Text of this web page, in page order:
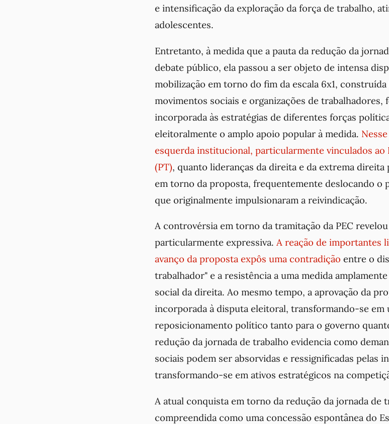
e intensificação da exploração da força de trabalho,
adolescentes.
Entretanto, à medida que a pauta da redução da
debate público, ela passou a ser objeto de intensa
mobilização em torno do fim da escala 6x1,
movimentos sociais e organizações de trabalhadores,
incorporada às estratégias de diferentes forças
eleitoralmente o amplo apoio popular à medida.
esquerda institucional, particularmente vinculados ao
(PT), quanto lideranças da direita e da extrema direita
em torno da proposta, frequentemente deslocando o
que originalmente impulsionaram a reivindicação.
A controvérsia em torno da tramitação da PEC
particularmente expressiva. A reação de importantes
avanço da proposta expôs uma contradição entre o
trabalhador" e a resistência a uma medida
social da direita. Ao mesmo tempo, a aprovação da
incorporada à disputa eleitoral, transformando-se em
reposicionamento político tanto para o governo
redução da jornada de trabalho evidencia como
sociais podem ser absorvidas e ressignificadas pelas
transformando-se em ativos estratégicos na
A atual conquista em torno da redução da jornada de
compreendida como uma concessão espontânea do